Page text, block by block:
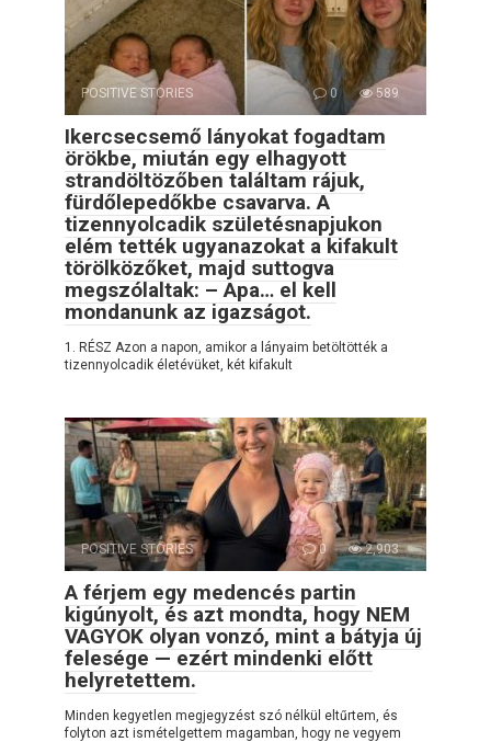
POSITIVE STORIES 0 589
Ikercsecsemő lányokat fogadtam
örökbe, miután egy elhagyott
strandöltözőben találtam rájuk,
fürdőlepedőkbe csavarva. A
tizennyolcadik születésnapjukon
elém tették ugyanazokat a kifakult
törölközőket, majd suttogva
megszólaltak: – Apa… el kell
mondanunk az igazságot.
1. RÉSZ Azon a napon, amikor a lányaim betöltötték a
tizennyolcadik életévüket, két kifakult
POSITIVE STORIES 0 2,903
A férjem egy medencés partin
kigúnyolt, és azt mondta, hogy NEM
VAGYOK olyan vonzó, mint a bátyja új
felesége — ezért mindenki előtt
helyretettem.
Minden kegyetlen megjegyzést szó nélkül eltűrtem, és
folyton azt ismételgettem magamban, hogy ne vegyem